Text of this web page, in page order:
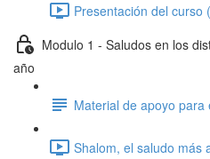
Presentación del curso
Modulo 1 - Saludos en los
año
Material de apoyo para
Shalom, el saludo más